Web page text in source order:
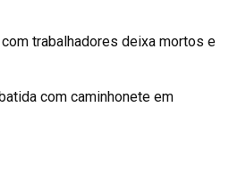
trabalhadores deixa mortos e
com caminhonete em